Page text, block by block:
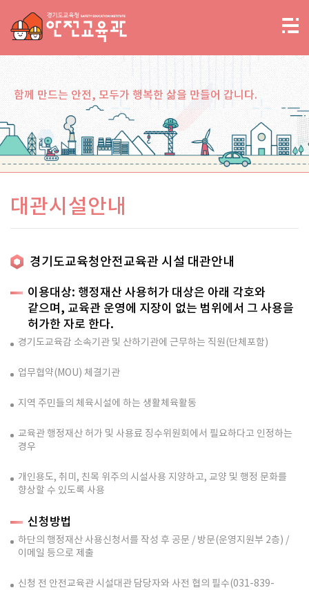
함께 만드는 안전, 모두가 행복한 삶을 만들어 갑니다.
대관시설안내
경기도교육청안전교육관 시설 대관안내
이용대상: 행정재산 사용허가 대상은 아래 각호와
같으며, 교육관 운영에 지장이 없는 범위에서 그 사용을
허가한 자로 한다.
경기도교육감 소속기관 및 산하기관에 근무하는 직원(단체포함)
업무협약(MOU) 체결기관
지역 주민들의 체육시설에 하는 생활체육활동
교육관 행정재산 허가 및 사용료 징수위원회에서 필요하다고 인정하는
경우
개인용도, 취미, 친목 위주의 시설사용 지양하고, 교양 및 행정 문화를
향상할 수 있도록 사용
신청방법
하단의 행정재산 사용신청서를 작성 후 공문 / 방문(운영지원부 2층) /
이메일 등으로 제출
신청 전 안전교육관 시설대관 담당자와 사전 협의 필수(031-839-